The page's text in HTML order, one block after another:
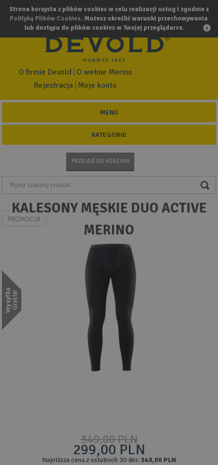
Strona korzysta z plików cookies w celu realizacji usług i zgodnie z
Polityką Plików Cookies. Możesz określić warunki przechowywania
lub dostępu do plików cookies w Twojej przeglądarce.
Rejestracja Moje konto
O firmie Devold O wełnie Merino
MENU
KATEGORIE
PRZEJDŹ DO KOSZYKA
KALESONY MĘSKIE DUO ACTIVE
MERINO
349,00 PLN
299,00 PLN
Najniższa cena z ostatnich 30 dni: 349,00 PLN